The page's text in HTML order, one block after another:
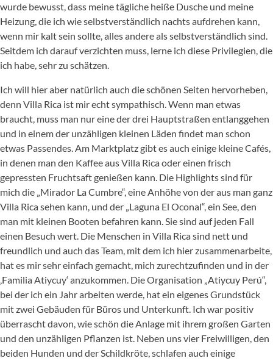
wurde bewusst, dass meine tägliche heiße Dusche und meine
Heizung, die ich wie selbstverständlich nachts aufdrehen kann,
wenn mir kalt sein sollte, alles andere als selbstverständlich sind.
Seitdem ich darauf verzichten muss, lerne ich diese Privilegien, die
ich habe, sehr zu schätzen.
Ich will hier aber natürlich auch die schönen Seiten hervorheben,
denn Villa Rica ist mir echt sympathisch. Wenn man etwas
braucht, muss man nur eine der drei Hauptstraßen entlanggehen
und in einem der unzähligen kleinen Läden findet man schon
etwas Passendes. Am Marktplatz gibt es auch einige kleine Cafés,
in denen man den Kaffee aus Villa Rica oder einen frisch
gepressten Fruchtsaft genießen kann. Die Highlights sind für
mich die „Mirador La Cumbre“, eine Anhöhe von der aus man ganz
Villa Rica sehen kann, und der „Laguna El Oconal“, ein See, den
man mit kleinen Booten befahren kann. Sie sind auf jeden Fall
einen Besuch wert. Die Menschen in Villa Rica sind nett und
freundlich und auch das Team, mit dem ich hier zusammenarbeite,
hat es mir sehr einfach gemacht, mich zurechtzufinden und in der
‚Familia Atiycuy‘ anzukommen. Die Organisation „Atiycuy Perú“,
bei der ich ein Jahr arbeiten werde, hat ein eigenes Grundstück
mit zwei Gebäuden für Büros und Unterkunft. Ich war positiv
überrascht davon, wie schön die Anlage mit ihrem großen Garten
und den unzähligen Pflanzen ist. Neben uns vier Freiwilligen, den
beiden Hunden und der Schildkröte, schlafen auch einige